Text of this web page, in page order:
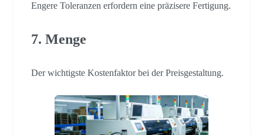
Engere Toleranzen erfordern eine präzisere Fertigung.
7. Menge
Der wichtigste Kostenfaktor bei der Preisgestaltung.